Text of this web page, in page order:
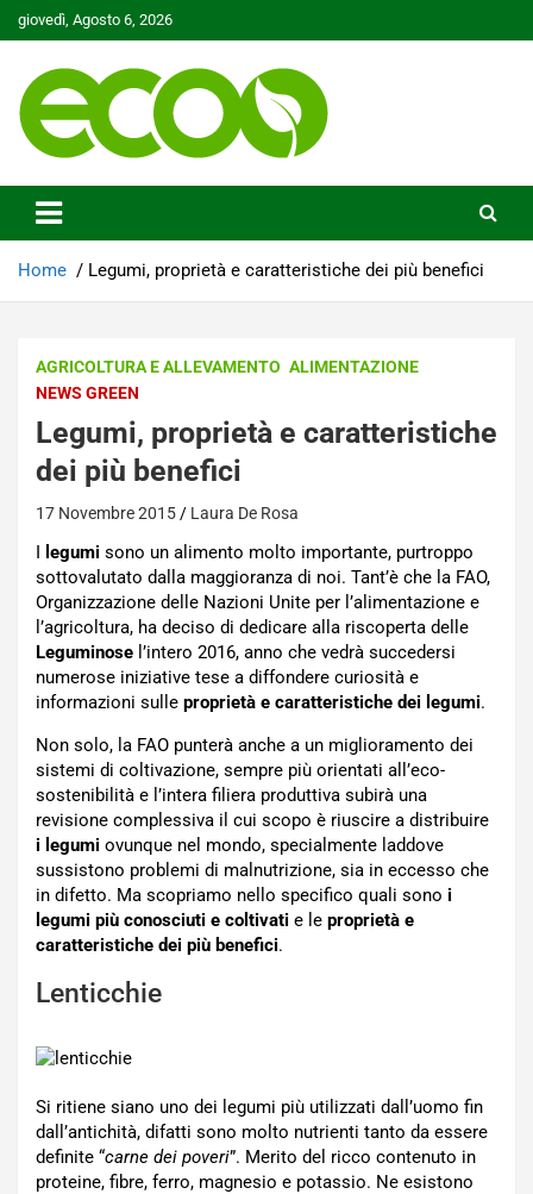
Skip
to
giovedì, Agosto 6, 2026
Ecoo.it
Home Legumi, proprietà e caratteristiche dei più benefici
AGRICOLTURA E ALLEVAMENTO ALIMENTAZIONE
NEWS GREEN
Legumi, proprietà e caratteristiche
dei più benefici
17 Novembre 2015 Laura De Rosa
I legumi sono un alimento molto importante, purtroppo
sottovalutato dalla maggioranza di noi. Tant’è che la FAO,
Organizzazione delle Nazioni Unite per l’alimentazione e
l’agricoltura, ha deciso di dedicare alla riscoperta delle
Leguminose l’intero 2016, anno che vedrà succedersi
numerose iniziative tese a diffondere curiosità e
informazioni sulle proprietà e caratteristiche dei legumi.
Non solo, la FAO punterà anche a un miglioramento dei
sistemi di coltivazione, sempre più orientati all’eco-
sostenibilità e l’intera filiera produttiva subirà una
revisione complessiva il cui scopo è riuscire a distribuire
i legumi ovunque nel mondo, specialmente laddove
sussistono problemi di malnutrizione, sia in eccesso che
in difetto. Ma scopriamo nello specifico quali sono i
legumi più conosciuti e coltivati e le proprietà e
caratteristiche dei più benefici.
Lenticchie
Si ritiene siano uno dei legumi più utilizzati dall’uomo fin
dall’antichità, difatti sono molto nutrienti tanto da essere
definite “carne dei poveri”. Merito del ricco contenuto in
proteine, fibre, ferro, magnesio e potassio. Ne esistono